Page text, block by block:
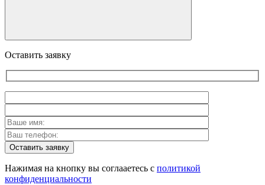
Оставить заявку
Оставить заявку
Нажимая на кнопку вы соглааетесь с политикой
конфиденциальности